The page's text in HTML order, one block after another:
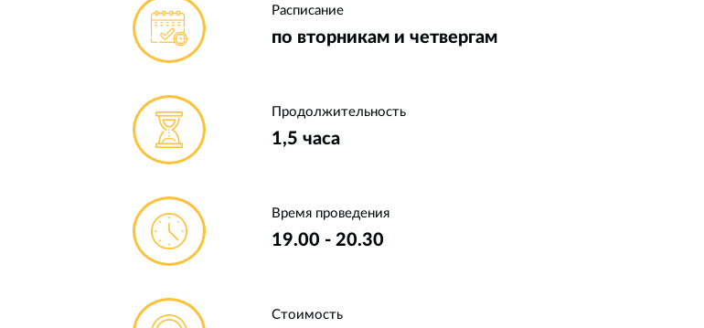
Расписание
по вторникам и четвергам
Продолжительность
1,5 часа
Время проведения
19.00 - 20.30
Стоимость